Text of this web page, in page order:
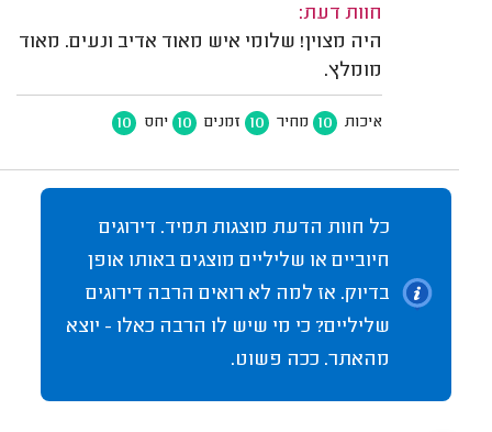
חוות דעת:
היה מצוין! שלומי איש מאוד אדיב ונעים. מאוד
מומלץ.
איכות 10 מחיר 10 זמנים 10 יחס 10
כל חוות הדעת מוצגות תמיד. דירוגים
חיוביים או שליליים מוצגים באותו אופן
בדיוק. אז למה לא רואים הרבה דירוגים
שליליים? כי מי שיש לו הרבה כאלו - יוצא
מהאתר. ככה פשוט.